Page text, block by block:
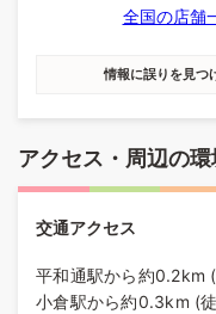
全国の店舗
情報に誤りを見つ
アクセス・周辺の環
交通アクセス
平和通駅から約0.2km
小倉駅から約0.3km (